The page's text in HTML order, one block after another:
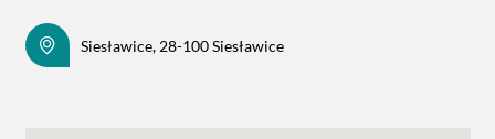
Siesławice, 28-100 Siesławice